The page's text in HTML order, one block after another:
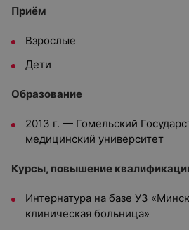
Приём
Взрослые
Дети
Образование
2013 г. — Гомельский
медицинский университет
Курсы, повышение
Интернатура на базе УЗ
клиническая больница»